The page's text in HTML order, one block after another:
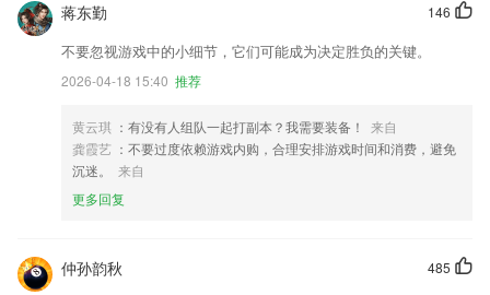
146
蒋东勤
不要忽视游戏中的小细节，它们可能成为决定胜负的关键。
2026-04-18 15:40 推荐
黄云琪 ：有没有人组队一起打副本？我需要装备！
来自
龚霞艺 ：不要过度依赖游戏内购，合理安排游戏时间和消费，避免
沉迷。
来自
更多回复
485
仲孙韵秋